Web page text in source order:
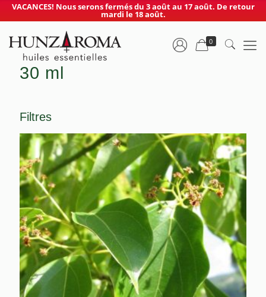
VACANCES! Nous serons fermés du 3 août au 17 août. De retour
mardi le 18 août.
0
30 ml
Filtres